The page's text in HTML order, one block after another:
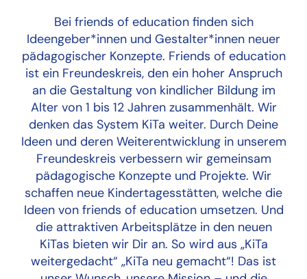
Bei friends of education finden sich
Ideengeber*innen und Gestalter*innen neuer
pädagogischer Konzepte. Friends of education
ist ein Freundeskreis, den ein hoher Anspruch
an die Gestaltung von kindlicher Bildung im
Alter von 1 bis 12 Jahren zusammenhält. Wir
denken das System KiTa weiter. Durch Deine
Ideen und deren Weiterentwicklung in unserem
Freundeskreis verbessern wir gemeinsam
pädagogische Konzepte und Projekte. Wir
schaffen neue Kindertagesstätten, welche die
Ideen von friends of education umsetzen. Und
die attraktiven Arbeitsplätze in den neuen
KiTas bieten wir Dir an. So wird aus „KiTa
weitergedacht“ „KiTa neu gemacht“! Das ist